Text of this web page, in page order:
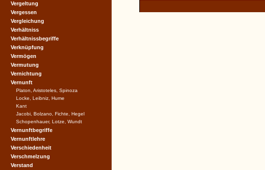
Vergeltung
Vergessen
Vergleichung
Verhältniss
Verhältnissbegriffe
Verknüpfung
Vermögen
Vermutung
Vernichtung
Vernunft
Platon, Aristoteles, Spinoza
Locke, Leibniz, Hume
Kant
Jacobi, Bolzano, Fichte, Hegel
Schopenhauer, Lotze, Wundt
Vernunftbegriffe
Vernunftlehre
Verschiedenheit
Verschmelzung
Verstand